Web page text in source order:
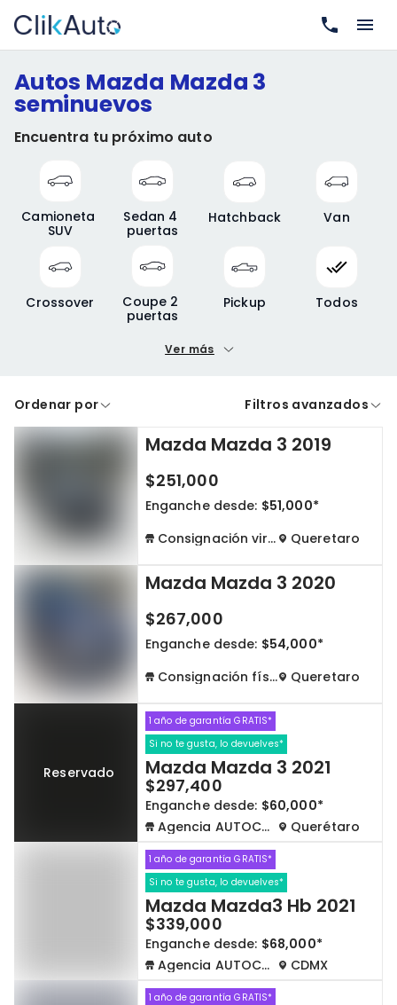
Autos Mazda Mazda 3
seminuevos
Encuentra tu próximo auto
Camioneta
SUV
Sedan 4
puertas
Hatchback Van
Crossover
Coupe 2
puertas
Pickup Todos
Precio máximo
A crédito De contado
Cdmx y Edo Mex Querétaro
Negociar precio
Borrar todo
Ver más
Ordenar por Filtros avanzados
Mazda Mazda 3 2019
$251,000
Enganche desde: $51,000*
Consignación virtual
Queretaro
Mazda Mazda 3 2020
$267,000
Enganche desde: $54,000*
Consignación física
Queretaro
Reservado
1 año de garantía GRATIS*
Si no te gusta, lo devuelves*
Mazda Mazda 3 2021
$297,400
Enganche desde: $60,000*
Agencia AUTOCOM
Querétaro
1 año de garantía GRATIS*
Si no te gusta, lo devuelves*
Mazda Mazda3 Hb 2021
$339,000
Enganche desde: $68,000*
Agencia AUTOCOM
CDMX
1 año de garantía GRATIS*